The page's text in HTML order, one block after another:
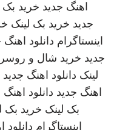
اهنگ جدید خرید بک
جدید خرید بک لینک
اینستاگرام دانلود اهنگ
جدید خرید شال و
لینک دانلود اهنگ جدید
اهنگ جدید دانلود
بک لینک خرید بک
اینستاگرام دانلود